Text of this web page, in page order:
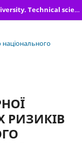
Herald of Khmelnytskyi National University. Technical sciences
РИЗИКІВ